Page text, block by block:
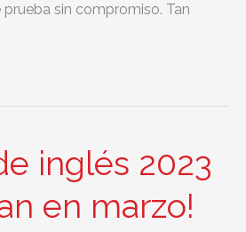
sin compromiso. Tan
inglés 2023
en marzo!